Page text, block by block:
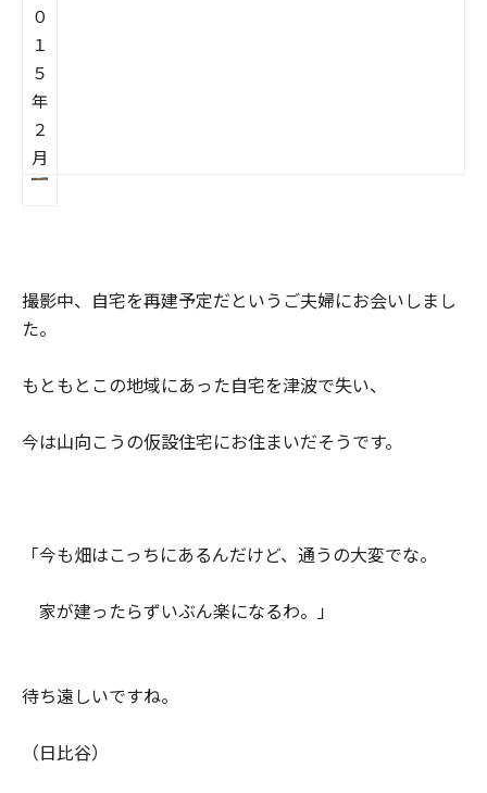
０
１
５
年
２
月
撮影中、自宅を再建予定だというご夫婦にお会いしまし
た。
もともとこの地域にあった自宅を津波で失い、
今は山向こうの仮設住宅にお住まいだそうです。
「今も畑はこっちにあるんだけど、通うの大変でな。
家が建ったらずいぶん楽になるわ。」
待ち遠しいですね。
（日比谷）